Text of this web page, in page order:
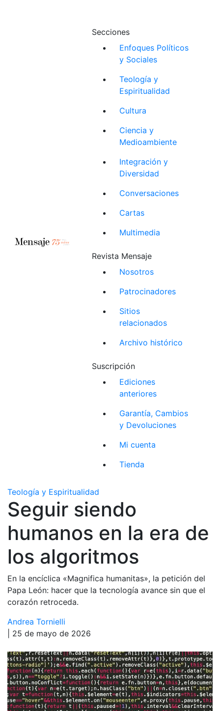
Secciones
Enfoques Políticos
y Sociales
Teología y
Espiritualidad
Cultura
Ciencia y
Medioambiente
Integración y
Diversidad
Conversaciones
Cartas
Multimedia
Revista Mensaje
Nosotros
Patrocinadores
Sitios
relacionados
Archivo histórico
Suscripción
Ediciones
anteriores
Garantía, Cambios
y Devoluciones
Mi cuenta
Tienda
Teología y Espiritualidad
Seguir siendo
humanos en la era de
los algoritmos
En la encíclica «Magnifica humanitas», la petición del
Papa León: hacer que la tecnología avance sin que el
corazón retroceda.
Andrea Tornielli
| 25 de mayo de 2026